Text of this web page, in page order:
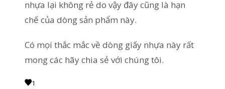
nhựa lại không rẻ do vậy đây cũng là hạn
chế của dòng sản phẩm này.
Có mọi thắc mắc về dòng giấy nhựa này rất
mong các hãy chia sẻ với chúng tôi.
1